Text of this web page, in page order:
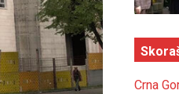
Crna